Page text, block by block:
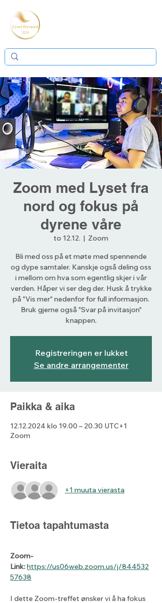
Zoom med Lyset fra
nord og fokus på
dyrene våre
to 12.12.
  |
Zoom
Bli med oss på et møte med spennende
og dype samtaler. Kanskje også deling oss
i mellom om hva som egentlig skjer i vår
verden. Håper vi ser deg der. Husk å trykke
på "Vis mer" nedenfor for full informasjon.
Bruk gjerne også "Svar på invitasjon"
knappen.
Registreringen er lukket
Se andre arrangementer
Paikka & aika
12.12.2024 klo 19.00 – 20.30 UTC+1
Zoom
Vieraita
+1 muuta vierasta
Tietoa tapahtumasta
Zoom-
Link:https://us06web.zoom.us/j/844532
57638
I dette Zoom-treffet ønsker vi å ha fokus